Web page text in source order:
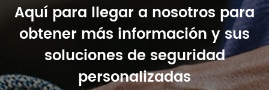
Aquí para llegar a nosotros para
obtener más información y sus
soluciones de seguridad
personalizadas